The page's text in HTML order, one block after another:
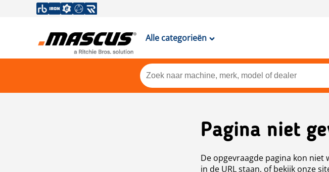
Alle categorieën
Pagina niet
De opgevraagde pagina kon
in de URL staan, of bekijk onze